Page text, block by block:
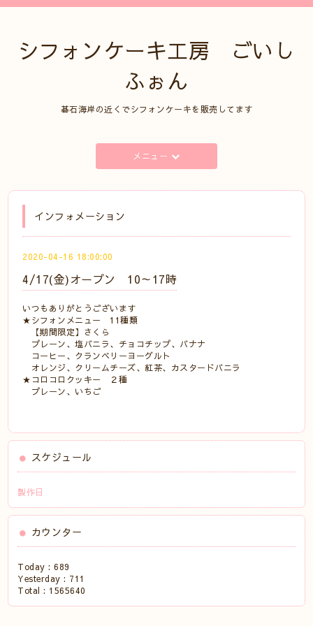
シフォンケーキ工房 ごいし
ふぉん
碁石海岸の近くでシフォンケーキを販売してます
メニュー
インフォメーション
2020-04-16 18:00:00
4/17(金)オープン 10～17時
いつもありがとうございます
★シフォンメニュー 11種類
【期間限定】さくら
プレーン、塩バニラ、チョコチップ、バナナ
コーヒー、クランベリーヨーグルト
オレンジ、クリームチーズ、紅茶、カスタードバニラ
★コロコロクッキー ２種
プレーン、いちご
スケジュール
製作日
カウンター
Today :689
Yesterday : 711
Total : 1565640